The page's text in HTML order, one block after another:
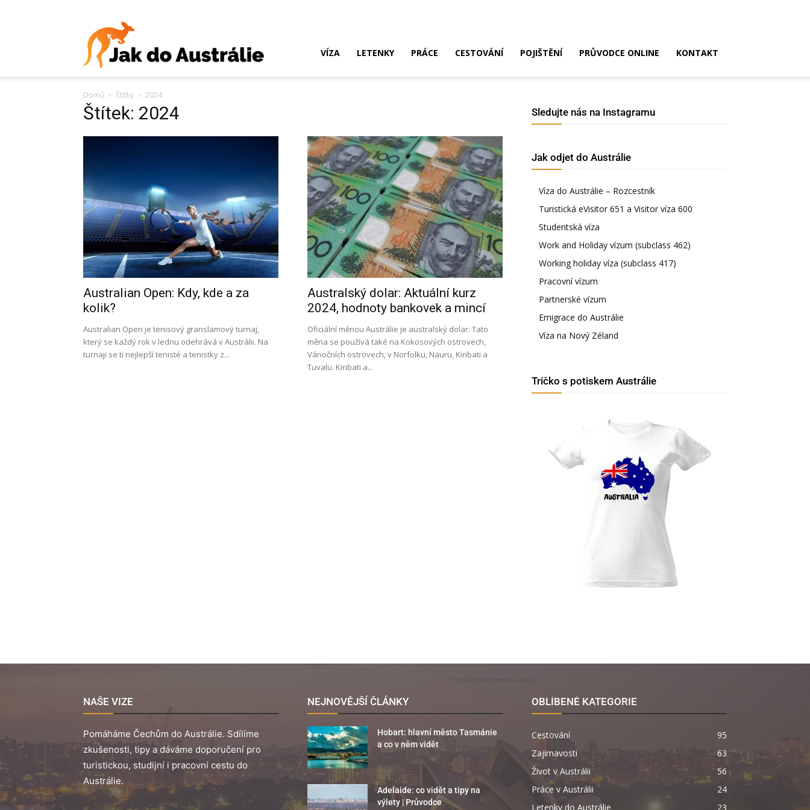
Víza,
VÍZA LETENKY PRÁCE CESTOVÁNÍ POJIŠTĚNÍ PRŮVODCE ONLINE KONTAKT
Domů Štítky 2024
Štítek: 2024
Australian Open: Kdy, kde a za
kolik?
Australian Open je tenisový granslamový turnaj,
který se každý rok v lednu odehrává v Austrálii. Na
turnaji se ti nejlepší tenisté a tenistky z...
Australský dolar: Aktuální kurz
2024, hodnoty bankovek a mincí
Oficiální měnou Austrálie je australský dolar. Tato
měna se používá také na Kokosových ostrovech,
Vánočních ostrovech, v Norfolku, Nauru, Kiribati a
Tuvalu. Kiribati a...
Sledujte nás na Instagramu
Jak odjet do Austrálie
Víza do Austrálie – Rozcestník
Turistická eVisitor 651 a Visitor víza 600
Studentská víza
Work and Holiday vízum (subclass 462)
Working holiday víza (subclass 417)
Pracovní vízum
Partnerské vízum
Emigrace do Austrálie
Víza na Nový Zéland
Tričko s potiskem Austrálie
NAŠE VIZE
Pomáháme Čechům do Austrálie. Sdílíme
zkušenosti, tipy a dáváme doporučení pro
turistickou, studijní i pracovní cestu do
Austrálie.
NEJNOVĚJŠÍ ČLÁNKY
Hobart: hlavní město Tasmánie
a co v něm vidět
Adelaide: co vidět a tipy na
výlety | Průvodce
OBLÍBENÉ KATEGORIE
Cestování
95
Zajímavosti
63
Život v Austrálii
56
Práce v Austrálii
24
Letenky do Austrálie
23